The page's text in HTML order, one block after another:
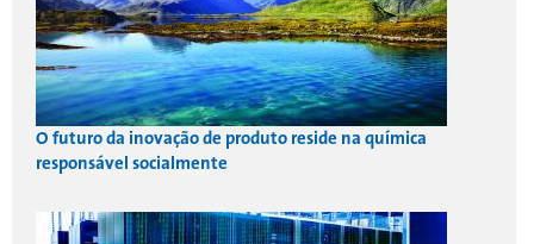
O futuro da inovação de produto reside na química
responsável socialmente